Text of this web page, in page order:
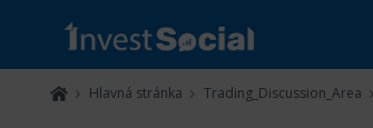
Hlavná stránka Trading_Discussion_Area